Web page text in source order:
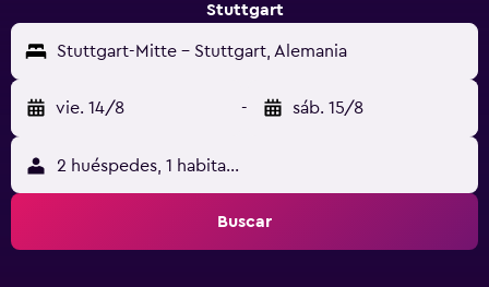
Stuttgart
Stuttgart-Mitte - Stuttgart, Alemania
vie. 14/8 - sáb. 15/8
2 huéspedes, 1 habitación
Buscar